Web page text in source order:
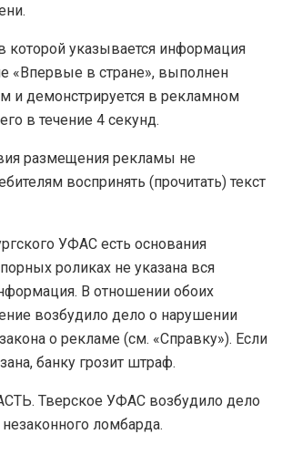
которой указывается информация
«Впервые в стране», выполнен
и демонстрируется в рекламном
в течение 4 секунд.
размещения рекламы не
воспринять (прочитать) текст
УФАС есть основания
роликах не указана вся
В отношении обоих
возбудило дело о нарушении
о рекламе (см. «Справку»). Если
банку грозит штраф.
Тверское УФАС возбудило дело
ломбарда.